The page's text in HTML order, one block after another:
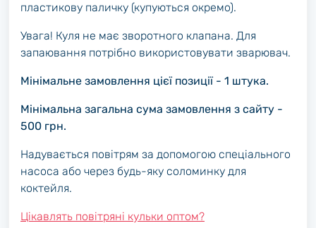
пластикову паличку (купуються окремо).
Увага! Куля не має зворотного клапана. Для
запаювання потрібно використовувати зварювач.
Мінімальне замовлення цієї позиції - 1 штука.
Мінімальна загальна сума замовлення з сайту -
500 грн.
Надувається повітрям за допомогою спеціального
насоса або через будь-яку соломинку для
коктейля.
Цікавлять повітряні кульки оптом?